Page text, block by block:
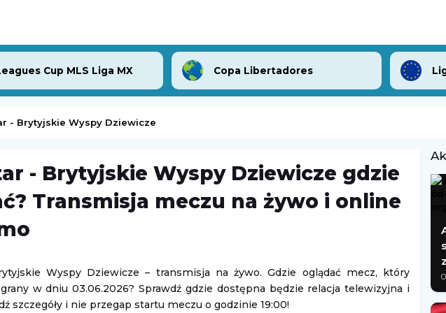
Cup MLS Liga MX Copa Libertadores
- Brytyjskie Wyspy Dziewicze
- Northampton
Liga Żużlowa)
Bohemians FC Midtjylland
Liga Konferencji Europy
HNK Rijeka - Ilves Tampere
Liga Konferencji Europy
- Brytyjskie Wyspy Dziewicze gdzie
Transmisja meczu na żywo i online
Wyspy Dziewicze – transmisja na żywo. Gdzie oglądać mecz, który
w dniu 03.06.2026? Sprawdź gdzie dostępna będzie relacja telewizyjna i
szczegóły i nie przegap startu meczu o godzinie 19:00!